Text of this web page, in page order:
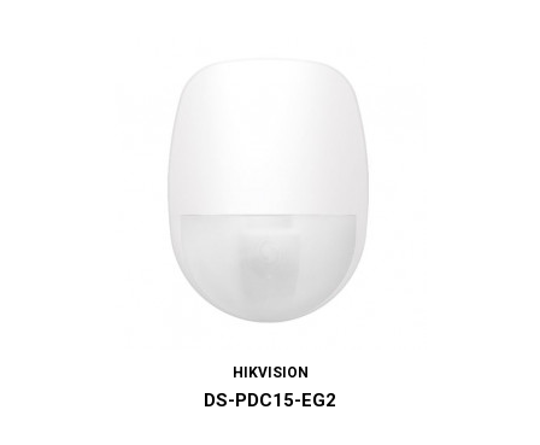
HIKVISION
DS-PDC15-EG2